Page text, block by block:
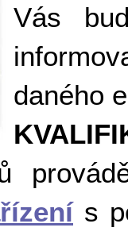
Vás
daného
s